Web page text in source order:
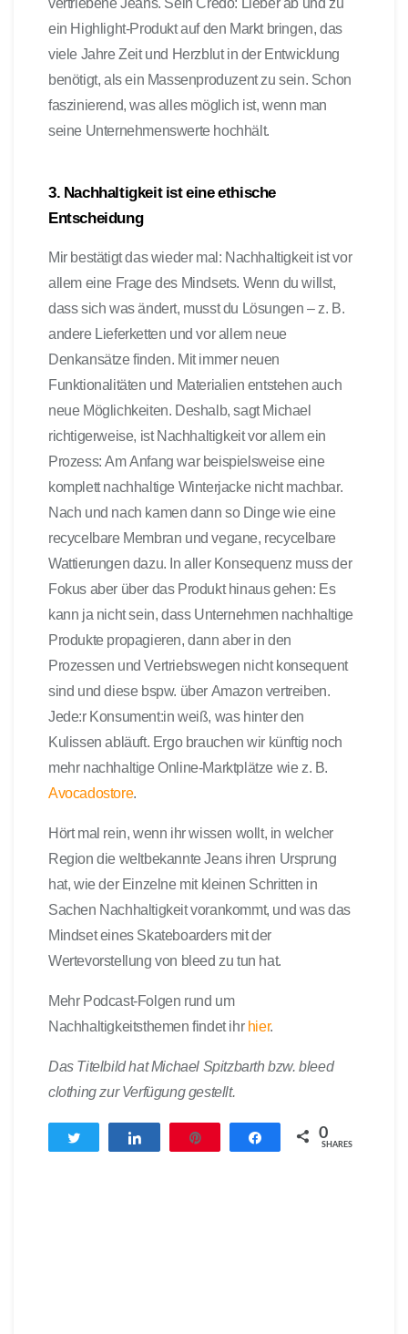
ein Highlight-Produkt auf den Markt bringen, das
viele Jahre Zeit und Herzblut in der Entwicklung
benötigt, als ein Massenproduzent zu sein. Schon
faszinierend, was alles möglich ist, wenn man
seine Unternehmenswerte hochhält.
3. Nachhaltigkeit ist eine ethische
Entscheidung
Mir bestätigt das wieder mal: Nachhaltigkeit ist vor
allem eine Frage des Mindsets. Wenn du willst,
dass sich was ändert, musst du Lösungen – z. B.
andere Lieferketten und vor allem neue
Denkansätze finden. Mit immer neuen
Funktionalitäten und Materialien entstehen auch
neue Möglichkeiten. Deshalb, sagt Michael
richtigerweise, ist Nachhaltigkeit vor allem ein
Prozess: Am Anfang war beispielsweise eine
komplett nachhaltige Winterjacke nicht machbar.
Nach und nach kamen dann so Dinge wie eine
recycelbare Membran und vegane, recycelbare
Wattierungen dazu. In aller Konsequenz muss der
Fokus aber über das Produkt hinaus gehen: Es
kann ja nicht sein, dass Unternehmen nachhaltige
Produkte propagieren, dann aber in den
Prozessen und Vertriebswegen nicht konsequent
sind und diese bspw. über Amazon vertreiben.
Jede:r Konsument:in weiß, was hinter den
Kulissen abläuft. Ergo brauchen wir künftig noch
mehr nachhaltige Online-Marktplätze wie z. B.
Avocadostore.
Hört mal rein, wenn ihr wissen wollt, in welcher
Region die weltbekannte Jeans ihren Ursprung
hat, wie der Einzelne mit kleinen Schritten in
Sachen Nachhaltigkeit vorankommt, und was das
Mindset eines Skateboarders mit der
Wertevorstellung von bleed zu tun hat.
Mehr Podcast-Folgen rund um
Nachhaltigkeitsthemen findet ihrhier.
Das Titelbild hat Michael Spitzbarth bzw. bleed
clothing zur Verfügung gestellt.
Twittern Teilen 0
SHARES